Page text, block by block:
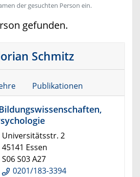
der gesuchten Person ein.
gefunden.
Schmitz
Publikationen
Universitätsstr. 2
45141 Essen
S06 S03 A27
0201/183-3394